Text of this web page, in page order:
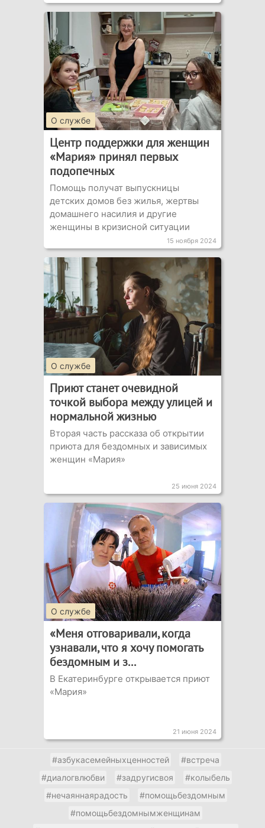
О службе
Центр поддержки для женщин
«Мария» принял первых
подопечных
Помощь получат выпускницы
детских домов без жилья, жертвы
домашнего насилия и другие
женщины в кризисной ситуации
15 ноября 2024
О службе
Приют станет очевидной
точкой выбора между улицей и
нормальной жизнью
Вторая часть рассказа об открытии
приюта для бездомных и зависимых
женщин «Мария»
25 июня 2024
О службе
«Меня отговаривали, когда
узнавали, что я хочу помогать
бездомным и з...
В Екатеринбурге открывается приют
«Мария»
21 июня 2024
#азбукасемейныхценностей
#встреча
#диалогвлюбви
#задругисвоя
#колыбель
#нечаяннаярадость
#помощьбездомным
#помощьбездомнымженщинам